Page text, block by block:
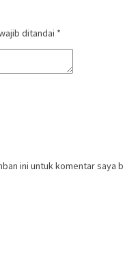
ditandai *
ini untuk komentar saya